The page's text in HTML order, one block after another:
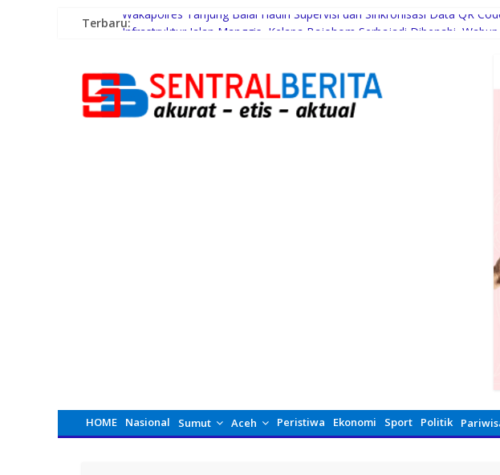
Terbaru:Wakapolres Tanjung Balai Hadiri Supervisi dan Sinkronisasi Data QR
Bobby Nasution Bantu Akomodasi Pasien Leukemia dan Kanker Tiroid
Lagi Banyak Kebutuhan? Ini Cara Menentukan Prioritas Keuangan agar
HOME Nasional Sumut Aceh Peristiwa Ekonomi Sport Politik